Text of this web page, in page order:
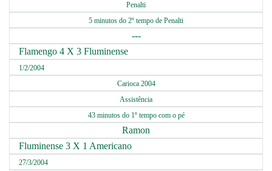
Penalti
5 minutos do 2º tempo de Penalti
---
Flamengo 4 X 3 Fluminense
1/2/2004
Carioca 2004
Assistência
43 minutos do 1º tempo com o pé
Ramon
Fluminense 3 X 1 Americano
27/3/2004